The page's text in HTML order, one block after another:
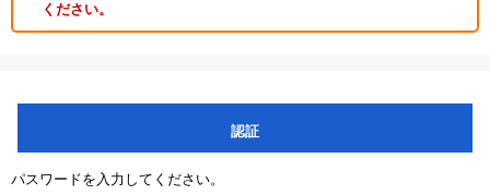
ください。
認証
パスワードを入力してください。